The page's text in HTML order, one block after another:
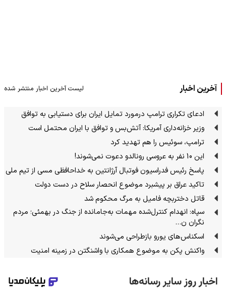
آخرین اخبار لیست آخرین اخبار منتشر شده
ادعای تکراری ترامپ درمورد تمایل ایران برای دستیابی به توافق
وزیر خزانه‌داری آمریکا: آتش‌بس و توافق با ایران محتمل است
ترامپ، سوئیس را هم تهدید کرد
این 10 نفر به عروسی رونالدو دعوت نمی‌شوند!
پاسخ رئیس فدراسیون فوتبال آرژانتین به خداحافظی مسی از تیم ملی
تاکید عراق بر پیشبرد موضوع انحصار سلاح در دست دولت
قاتل دختربچه فامیل به مرگ محکوم شد
سپاه: انهدام کنترل‌شده مهمات به‌جامانده از جنگ در بهمئی؛ مردم
نگران ن…
اسکناس‌های یورو بازطراحی می‌شوند
واکنش پکن به موضوع همکاری با واشنگتن در زمینه امنیت